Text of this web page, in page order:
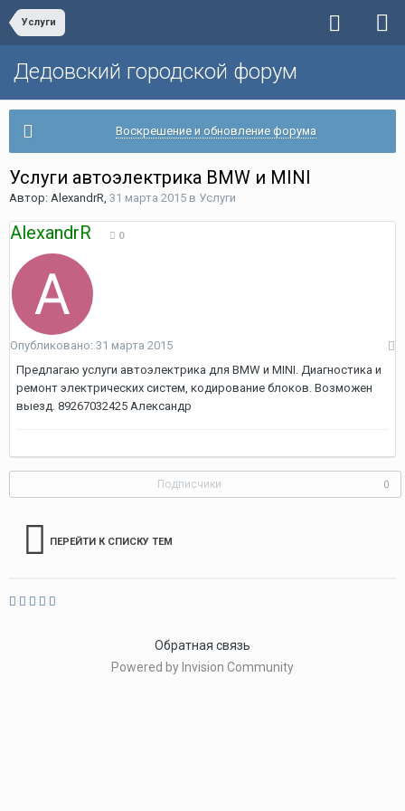
Услуги
Дедовский городской форум
Воскрешение и обновление форума
Услуги автоэлектрика BMW и MINI
Автор: AlexandrR, 31 марта 2015 в Услуги
AlexandrR 0
Опубликовано: 31 марта 2015
Предлагаю услуги автоэлектрика для BMW и MINI. Диагностика и
ремонт электрических систем, кодирование блоков. Возможен
выезд. 89267032425 Александр
Подписчики 0
ПЕРЕЙТИ К СПИСКУ ТЕМ
Обратная связь
Powered by Invision Community